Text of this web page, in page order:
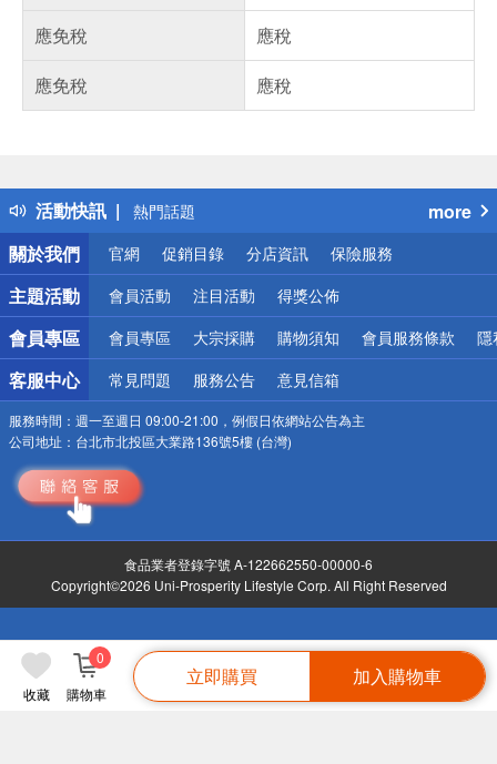
收藏 購物車
0
立即購買 加入購物車
應免稅
應稅
應免稅
應稅
活動快訊
得獎公告
熱門話題
銀行優惠
偏遠地區配送
詐騙網頁！請小心！
more
關於我們
官網 促銷目錄 分店資訊 保險服務
主題活動 會員活動 注目活動 得獎公佈
會員專區 會員專區 大宗採購 購物須知 會員服務條款 隱
客服中心 常見問題 服務公告 意見信箱
服務時間： 週一至週日 09:00-21:00，例假日依網站公告為主
公司地址： 台北市北投區大業路136號5樓 (台灣)
食品業者登錄字號 A-122662550-00000-6
Copyright©2026 Uni-Prosperity Lifestyle Corp. All Right Reserved